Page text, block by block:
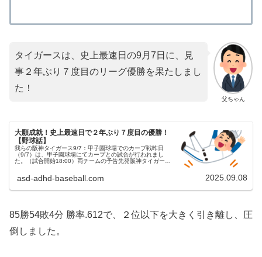
父ちゃん
タイガースは、史上最速日の9月7日に、見
事２年ぶり７度目のリーグ優勝を果たしまし
た！
大願成就！史上最速日で２年ぶり７度目の優勝！
【野球話】
我らの阪神タイガース9/7：甲子園球場でのカープ戦昨日
（9/7）は、甲子園球場にてカープとの試合が行われまし
た。（試合開始18:00）両チームの予告先発阪神タイガース
asd-adhd-baseball.com 2025.09.08
85勝54敗4分 勝率.612で、２位以下を大きく引き離し、圧
倒しました。